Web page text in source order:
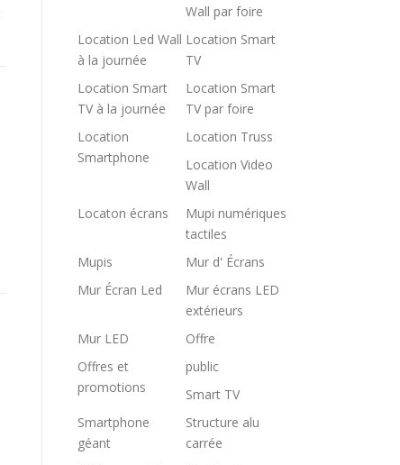
Wall par foire
Location Led Wall
à la journée
Location Smart
TV
Location Smart
TV à la journée
Location Smart
TV par foire
Location
Smartphone
Location Truss
Location Video
Wall
Locaton écrans
Mupi numériques
tactiles
Mupis
Mur d' Écrans
Mur Écran Led
Mur écrans LED
extérieurs
Mur LED
Offre
Offres et
promotions
public
Smart TV
Smartphone
géant
Structure alu
carrée